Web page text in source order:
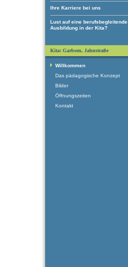
Ihre Karriere bei uns
Lust auf eine berufsbegleitende
Ausbildung in der Kita?
Kita: Garbsen, Jahnstraße
Willkommen
Das pädagogische Konzept
Bilder
Öffnungszeiten
Kontakt